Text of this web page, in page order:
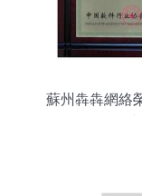
蘇州犇犇網絡